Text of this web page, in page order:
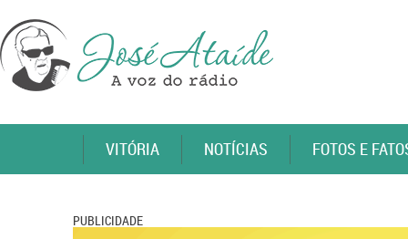
VITÓRIA NOTÍCIAS FOTOS E
PUBLICIDADE